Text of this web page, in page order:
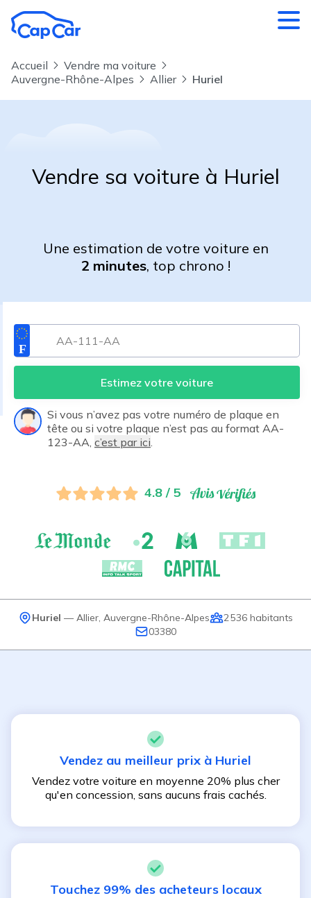
Accueil
Vendre ma voiture
Auvergne-Rhône-Alpes
Allier Huriel
Vendre sa voiture à Huriel
Une estimation de votre voiture en
2 minutes, top chrono !
Estimez votre voiture
Si vous n’avez pas votre numéro de plaque en
tête ou si votre plaque n’est pas au format AA-
123-AA, c’est par ici
4.8 / 5
Huriel — Allier Auvergne-Rhône-Alpes 2 536 habitants
03380
Vendez au meilleur prix à Huriel
Vendez votre voiture en moyenne 20% plus cher
qu'en concession, sans aucuns frais cachés.
Touchez 99% des acheteurs locaux